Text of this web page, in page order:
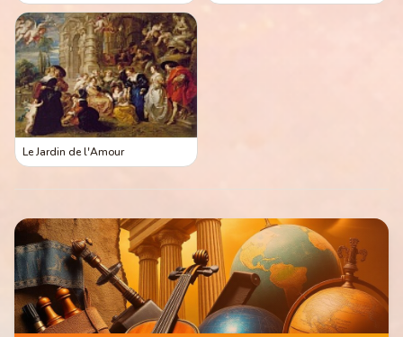
Le Jardin de l'Amour